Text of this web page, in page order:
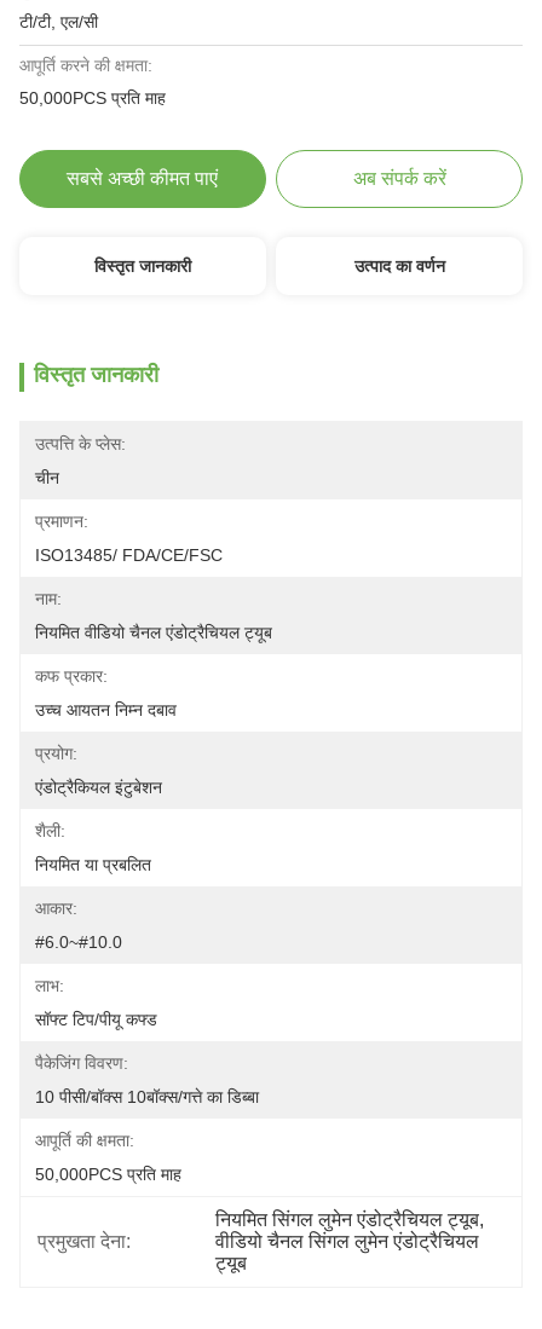
टी/टी, एल/सी
आपूर्ति करने की क्षमता:
50,000PCS प्रति माह
सबसे अच्छी कीमत पाएं अब संपर्क करें
विस्तृत जानकारी उत्पाद का वर्णन
विस्तृत जानकारी
उत्पत्ति के प्लेस:
चीन
प्रमाणन:
ISO13485/ FDA/CE/FSC
नाम:
नियमित वीडियो चैनल एंडोट्रैचियल ट्यूब
कफ प्रकार:
उच्च आयतन निम्न दबाव
प्रयोग:
एंडोट्रैकियल इंटुबेशन
शैली:
नियमित या प्रबलित
आकार:
#6.0~#10.0
लाभ:
सॉफ्ट टिप/पीयू कफ्ड
पैकेजिंग विवरण:
10 पीसी/बॉक्स 10बॉक्स/गत्ते का डिब्बा
आपूर्ति की क्षमता:
50,000PCS प्रति माह
प्रमुखता देना:
नियमित सिंगल लुमेन एंडोट्रैचियल ट्यूब,
वीडियो चैनल सिंगल लुमेन एंडोट्रैचियल
ट्यूब